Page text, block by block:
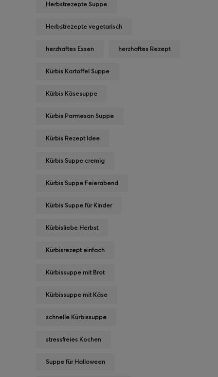
Herbstrezepte Suppe
Herbstrezepte vegetarisch
herzhaftes Essen herzhaftes Rezept
Kürbis Kartoffel Suppe
Kürbis Käsesuppe
Kürbis Parmesan Suppe
Kürbis Rezept Idee
Kürbis Suppe cremig
Kürbis Suppe Feierabend
Kürbis Suppe für Kinder
Kürbisliebe Herbst
Kürbisrezept einfach
Kürbissuppe mit Brot
Kürbissuppe mit Käse
schnelle Kürbissuppe
stressfreies Kochen
Suppe für Halloween